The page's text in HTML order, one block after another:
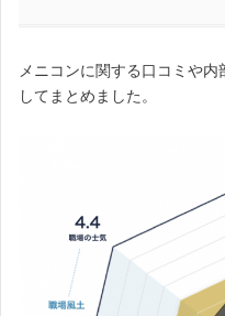
メニコンに関する口コミや
してまとめました。